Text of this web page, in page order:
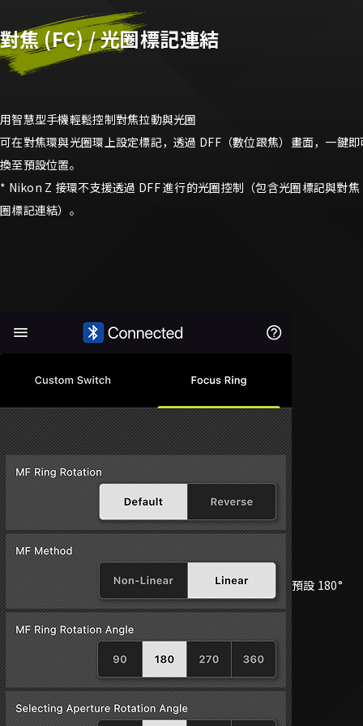
對焦 (FC) / 光圈標記連結
用智慧型手機輕鬆控制對焦拉動與光圈
可在對焦環與光圈環上設定標記，透過 DFF（數位跟焦）畫面，一鍵
換至預設位置。
* Nikon Z 接環不支援透過 DFF 進行的光圈控制（包含光圈標記與對焦
圈標記連結）。
預設 180°